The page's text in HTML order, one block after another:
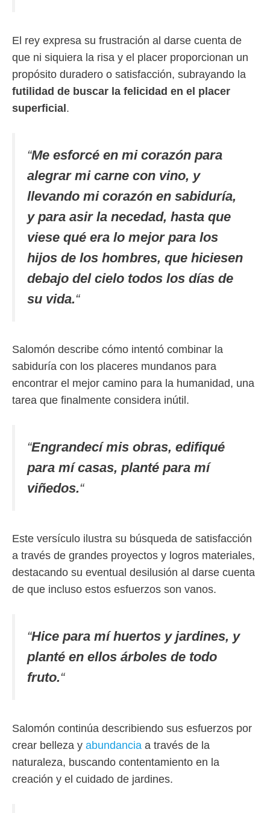
El rey expresa su frustración al darse cuenta de
que ni siquiera la risa y el placer proporcionan un
propósito duradero o satisfacción, subrayando la
futilidad de buscar la felicidad en el placer
superficial.
“Me esforcé en mi corazón para
alegrar mi carne con vino, y
llevando mi corazón en sabiduría,
y para asir la necedad, hasta que
viese qué era lo mejor para los
hijos de los hombres, que hiciesen
debajo del cielo todos los días de
su vida.“
Salomón describe cómo intentó combinar la
sabiduría con los placeres mundanos para
encontrar el mejor camino para la humanidad, una
tarea que finalmente considera inútil.
“Engrandecí mis obras, edifiqué
para mí casas, planté para mí
viñedos.“
Este versículo ilustra su búsqueda de satisfacción
a través de grandes proyectos y logros materiales,
destacando su eventual desilusión al darse cuenta
de que incluso estos esfuerzos son vanos.
“Hice para mí huertos y jardines, y
planté en ellos árboles de todo
fruto.“
Salomón continúa describiendo sus esfuerzos por
crear belleza y abundancia a través de la
naturaleza, buscando contentamiento en la
creación y el cuidado de jardines.